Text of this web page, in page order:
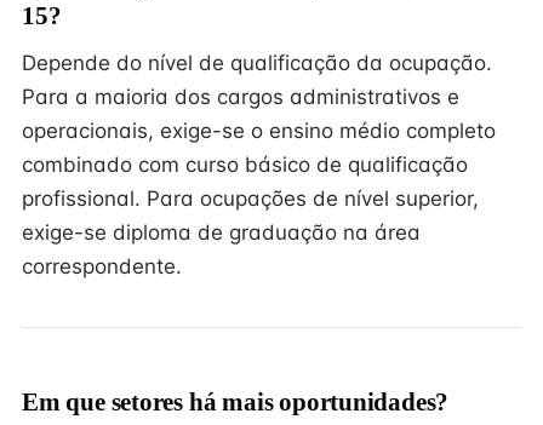
15?
Depende do nível de qualificação da ocupação.
Para a maioria dos cargos administrativos e
operacionais, exige-se o ensino médio completo
combinado com curso básico de qualificação
profissional. Para ocupações de nível superior,
exige-se diploma de graduação na área
correspondente.
Em que setores há mais oportunidades?